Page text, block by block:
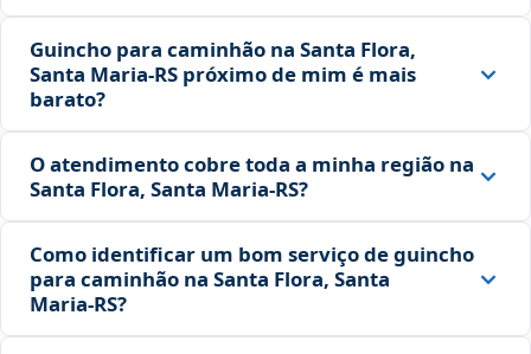
Guincho para caminhão na Santa Flora,
Santa Maria‑RS próximo de mim é mais
barato?
O atendimento cobre toda a minha região na
Santa Flora, Santa Maria‑RS?
Como identificar um bom serviço de guincho
para caminhão na Santa Flora, Santa
Maria‑RS?